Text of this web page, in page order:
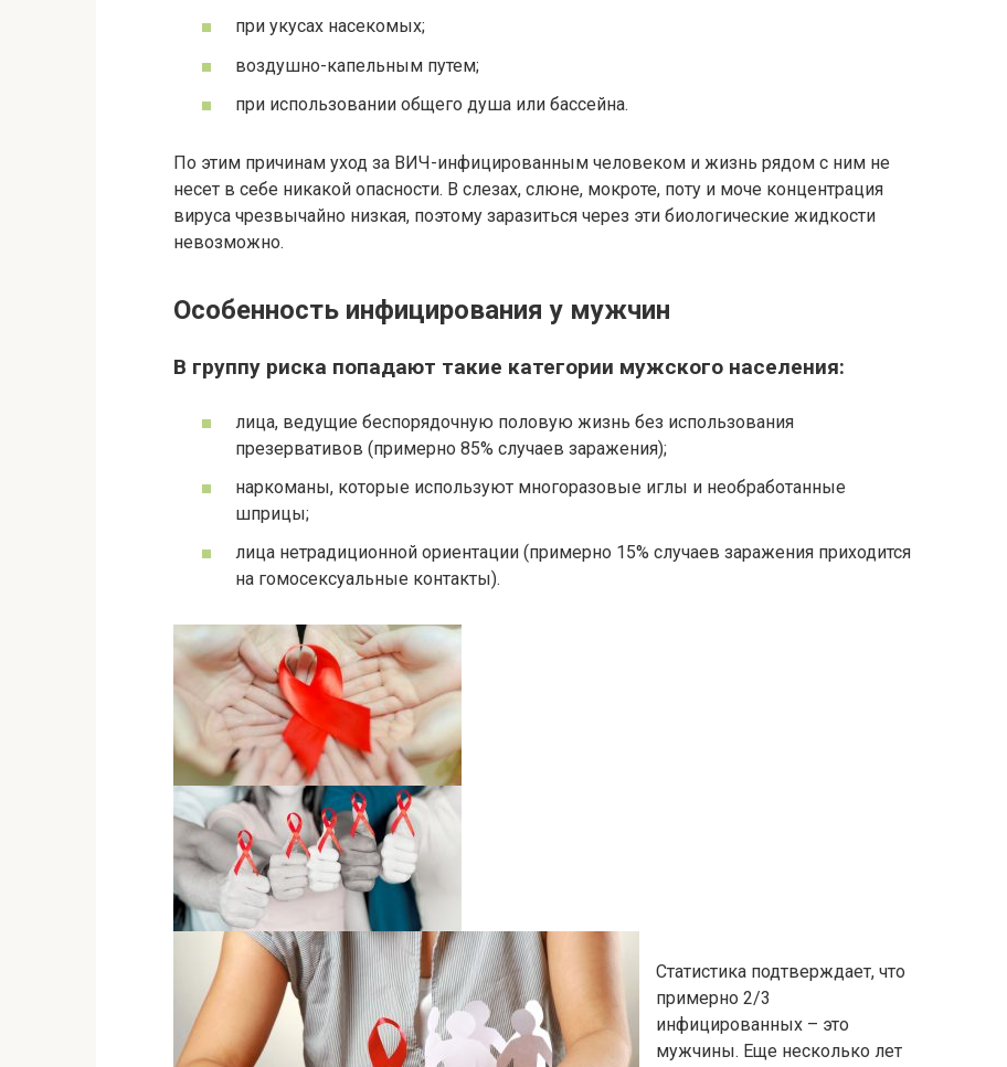
при укусах насекомых;
воздушно-капельным путем;
при использовании общего душа или бассейна.
По этим причинам уход за ВИЧ-инфицированным человеком и жизнь рядом с ним не
несет в себе никакой опасности. В слезах, слюне, мокроте, поту и моче концентрация
вируса чрезвычайно низкая, поэтому заразиться через эти биологические жидкости
невозможно.
Особенность инфицирования у мужчин
В группу риска попадают такие категории мужского населения:
лица, ведущие беспорядочную половую жизнь без использования
презервативов (примерно 85% случаев заражения);
наркоманы, которые используют многоразовые иглы и необработанные
шприцы;
лица нетрадиционной ориентации (примерно 15% случаев заражения приходится
на гомосексуальные контакты).
Статистика подтверждает, что
примерно 2/3
инфицированных – это
мужчины. Еще несколько лет